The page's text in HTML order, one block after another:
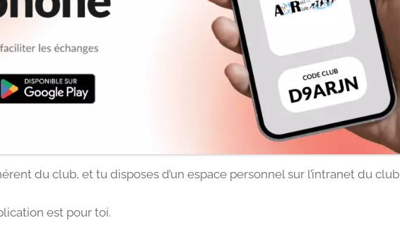
du club, et tu disposes d’un espace personnel sur l’intranet du club
est pour toi.